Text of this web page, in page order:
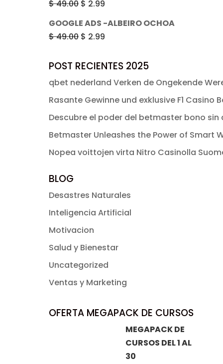
era:
$ 49.00.$ 2.99.
$49.00 El
original
era:
$ 2.99
GOOGLE ADS -ALBEIRO OCHOA
$49.00 El
original
era:
$ 2.99
actual
es:
POST RECIENTES 2025
qbet nederland Verken de Ongekende
Rasante Gewinne und exklusive F1 Casino
Descubre el poder del betmaster bono
Betmaster Unleashes the Power of Smart
Nopea voittojen virta Nitro Casinolla
BLOG
Desastres Naturales
Inteligencia Artificial
Motivacion
Salud y Bienestar
Uncategorized
Ventas y Marketing
OFERTA MEGAPACK DE CURSOS
MEGAPACK DE
CURSOS DEL 1 AL
30